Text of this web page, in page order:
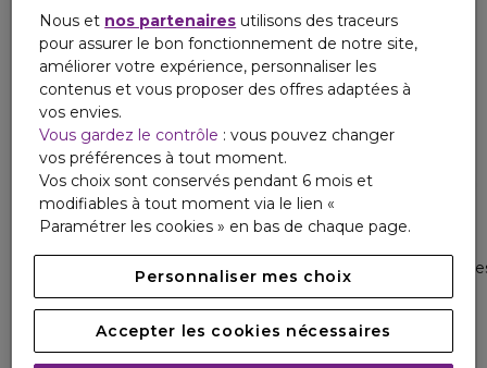
GISADA
Eau de parfum
À partir de94,70 €
2 formats
DIOR
Eau de parfum - notes
À partir de98,80 €
4 formats
4.8 2157
Nous et nos partenaires utilisons des traceurs
pour assurer le bon fonctionnement de notre site,
améliorer votre expérience, personnaliser les
contenus et vous proposer des offres adaptées à
vos envies.
Vous gardez le contrôle : vous pouvez changer
vos préférences à tout moment.
Vos choix sont conservés pendant 6 mois et
modifiables à tout moment via le lien «
Paramétrer les cookies » en bas de chaque page.
Personnaliser mes choix
Accepter les cookies nécessaires